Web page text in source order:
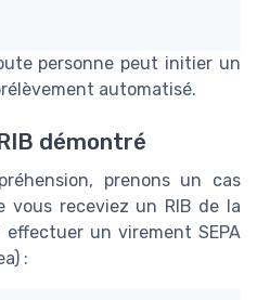
personne peut initier un
automatisé.
démontré
prenons un cas
vous receviez un RIB de la
effectuer un virement SEPA
: